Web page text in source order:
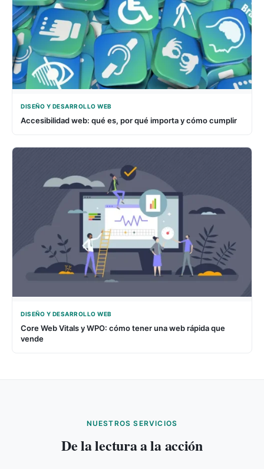
DISEÑO Y DESARROLLO WEB
Accesibilidad web: qué es, por qué importa y cómo cumplir
DISEÑO Y DESARROLLO WEB
Core Web Vitals y WPO: cómo tener una web rápida que
vende
NUESTROS SERVICIOS
De la lectura a la acción